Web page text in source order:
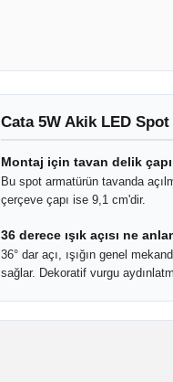
Cata 5W Akik LED
Montaj için tavan delik çapı
Bu spot armatürün tavanda
çerçeve çapı ise 9,1 cm'dir.
36 derece ışık açısı ne
36° dar açı, ışığın genel
sağlar. Dekoratif vurgu